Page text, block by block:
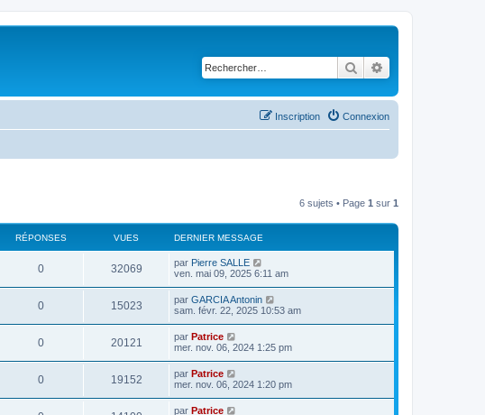
Rechercher
Connexion
Inscription
6 sujets • Page 1 sur 1
RÉPONSES VUES DERNIER MESSAGE
0 32069 par Pierre SALLE
ven. mai 09, 2025 6:11 am
0 15023 par GARCIA Antonin
sam. févr. 22, 2025 10:53 am
0 20121 par Patrice
mer. nov. 06, 2024 1:25 pm
0 19152 par Patrice
mer. nov. 06, 2024 1:20 pm
par Patrice